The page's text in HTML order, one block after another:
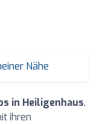
Nähe
in Heiligenhaus.
ihren